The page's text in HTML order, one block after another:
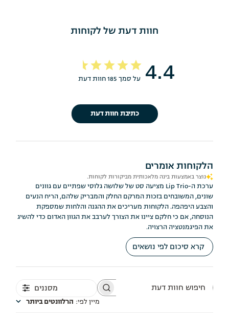
חוות דעת של לקוחות
4.4 על סמך 185 חוות דעת
כתיבת חוות דעת
הלקוחות אומרים
נוצר באמצעות בינה מלאכותית מביקורות לקוחות.
ערכת ה-Lip Trio מציעה סט של שלושה גלוסי שפתיים עם גוונים
שונים, המשובחים בזכות המרקם החלק והמבריק שלהם, הריח הנעים
והצבע היפהפה. הלקוחות מעריכים את ההגנה והלחות שמספקת
הנוסחה, אם כי חלקם ציינו את הצורך לערבב את הגוון האדום כדי להשיג
את הפיגמנטציה הרצויה.
קרא סיכום לפי נושאים
חיפוש
מסננים
מיין לפי: הרלוונטים ביותר